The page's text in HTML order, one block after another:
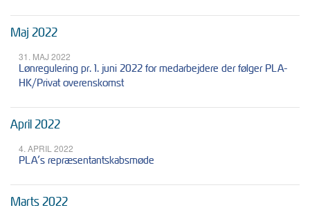
Maj 2022
31. MAJ 2022
Lønregulering pr. 1. juni 2022 for medarbejdere der følger PLA-
HK/Privat overenskomst
April 2022
4. APRIL 2022
PLA’s repræsentantskabsmøde
Marts 2022